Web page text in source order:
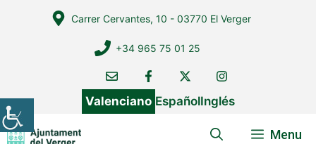
Carrer Cervantes, 10 - 03770 El Verger
+34 965 75 01 25
Valenciano EspañolInglés
Menu